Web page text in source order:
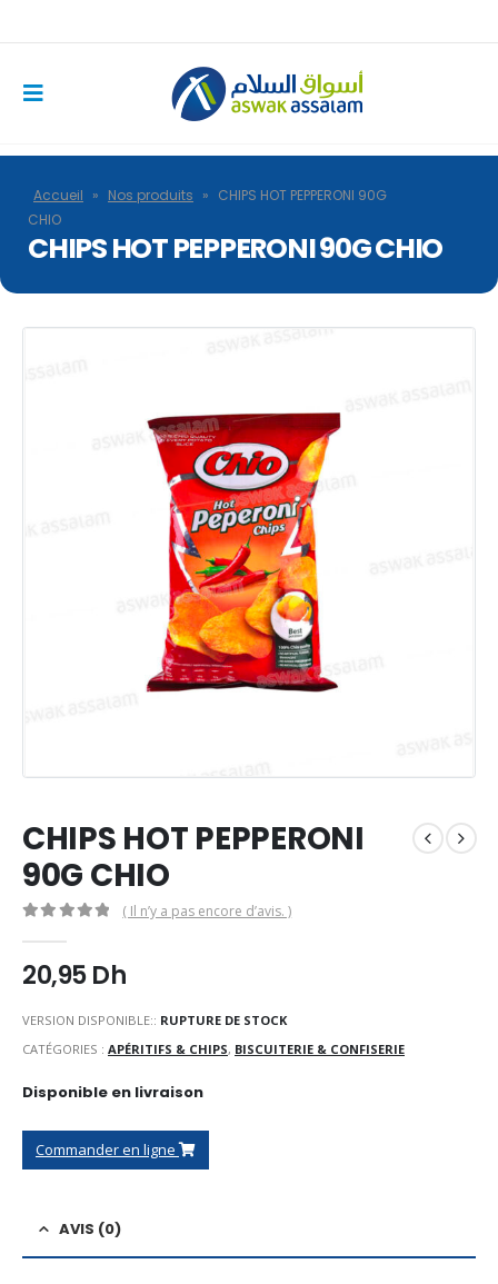
Accueil » Nos produits » CHIPS HOT PEPPERONI 90G
CHIO
CHIPS HOT PEPPERONI 90G CHIO
CHIPS HOT PEPPERONI
90G CHIO
( Il n’y a pas encore d’avis. )
20,95Dh
VERSION DISPONIBLE:: RUPTURE DE STOCK
CATÉGORIES : APÉRITIFS & CHIPS, BISCUITERIE & CONFISERIE
Disponible en livraison
Commander en ligne
AVIS (0)